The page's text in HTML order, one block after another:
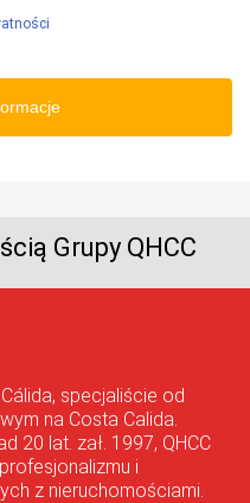
Grupy QHCC
specjaliście od
na Costa Calida.
20 lat. zał. 1997, QHCC
i
z nieruchomościami.